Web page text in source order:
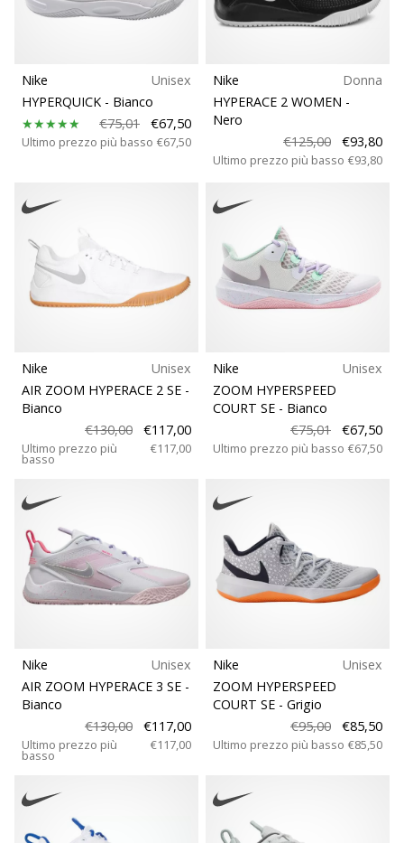
Nike
Unisex
HYPERQUICK - Bianco
€75,01
€67,50
Ultimo prezzo più basso €67,50
Nike
Donna
HYPERACE 2 WOMEN -
Nero
€125,00
€93,80
Ultimo prezzo più basso €93,80
Nike
Unisex
AIR ZOOM HYPERACE 2 SE -
Bianco
€130,00
€117,00
Ultimo prezzo più
basso
€117,00
Nike
Unisex
ZOOM HYPERSPEED
COURT SE - Bianco
€75,01
€67,50
Ultimo prezzo più basso €67,50
Nike
Unisex
AIR ZOOM HYPERACE 3 SE -
Bianco
€130,00
€117,00
Ultimo prezzo più
basso
€117,00
Nike
Unisex
ZOOM HYPERSPEED
COURT SE - Grigio
€95,00
€85,50
Ultimo prezzo più basso €85,50